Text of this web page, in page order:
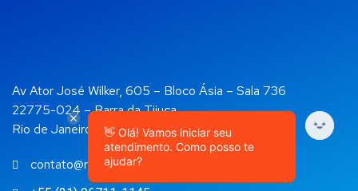
Av Ator José Wilker, 605 – Bloco Ásia – Sala 736
22775-024 – Barra da Tijuca
Rio de Janeiro, RJ
contato@rockapps.com.br
👋 Olá! Vamos iniciar seu
atendimento. Como posso te
ajudar?